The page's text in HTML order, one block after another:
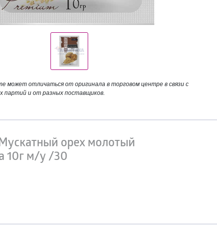
может отличаться от оригинала в торговом центре в связи с
партий и от разных поставщиков.
орех молотый
10г м/у /30